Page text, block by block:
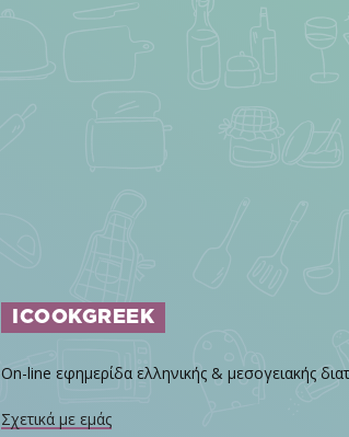
ICOOKGREEK
On-line εφημερίδα ελληνικής & μεσογειακής
Σχετικά με εμάς